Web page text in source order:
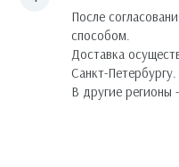
После
способом.
Доставка
Санкт-Петербургу.
В другие регионы